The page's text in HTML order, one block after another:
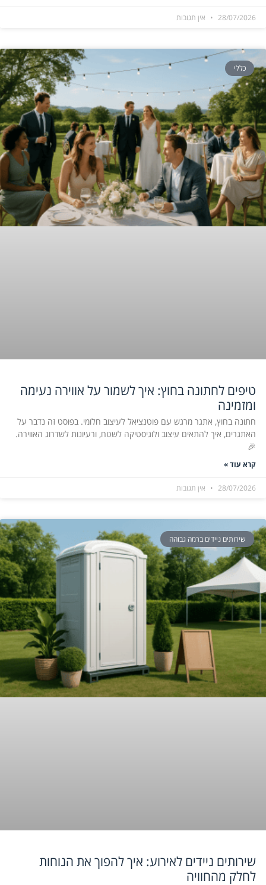
28/07/2026 אין תגובות
כללי
טיפים לחתונה בחוץ: איך לשמור על אווירה נעימה
ומזמינה
חתונה בחוץ, אתגר מרגש עם פוטנציאל לעיצוב חלומי. בפוסט זה נדבר על
האתגרים, איך להתאים עיצוב ולוגיסטיקה לשטח, ורעיונות לשדרוג האווירה.
🎉
קרא עוד »
28/07/2026 אין תגובות
שירותים ניידים ברמה גבוהה
שירותים ניידים לאירוע: איך להפוך את הנוחות
לחלק מהחוויה